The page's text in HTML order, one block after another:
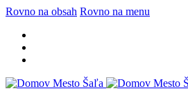
Rovno na obsah Rovno na menu